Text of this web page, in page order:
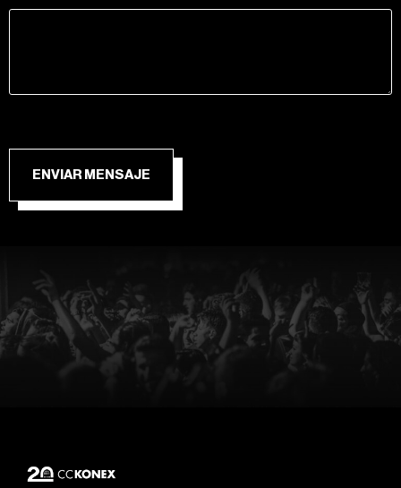
ENVIAR MENSAJE